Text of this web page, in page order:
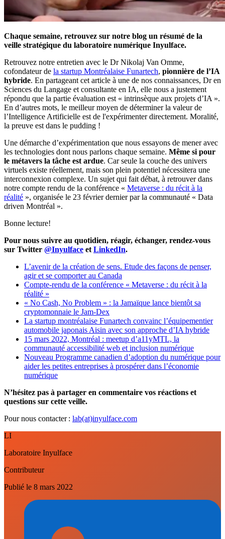
Chaque semaine, retrouvez sur notre blog un résumé de la
veille stratégique du laboratoire numérique Inyulface.
Retrouvez notre entretien avec le Dr Nikolaj Van Omme,
cofondateur de la startup Montréalaise Funartech, pionnière de l’IA
hybride. En partageant cet article à une de nos connaissances, Dr en
Sciences du Langage et consultante en IA, elle nous a justement
répondu que la partie évaluation est « intrinsèque aux projets d’IA ».
En d’autres mots, le meilleur moyen de déterminer la valeur de
l’Intelligence Artificielle est de l'expérimenter directement. Moralité,
la preuve est dans le pudding !
Une démarche d’expérimentation que nous essayons de mener avec
les technologies dont nous parlons chaque semaine. Même si pour
le métavers la tâche est ardue. Car seule la couche des univers
virtuels existe réellement, mais son plein potentiel nécessitera une
interconnexion complexe. Un sujet qui fait débat, à retrouver dans
notre compte rendu de la conférence « Metaverse : du récit à la
réalité », organisée le 23 février dernier par la communauté « Data
driven Montréal ».
Bonne lecture!
Pour nous suivre au quotidien, réagir, échanger, rendez-vous
sur Twitter @Inyulface et LinkedIn.
L’avenir de la création de sens. Etude des façons de penser,
agir et se comporter au Canada
Compte-rendu de la conférence « Metaverse : du récit à la
réalité »
« No Cash, No Problem » : la Jamaïque lance bientôt sa
cryptomonnaie le Jam-Dex
La startup montréalaise Funartech convainc l’équipementier
automobile japonais Aisin avec son approche d’IA hybride
15 mars 2022, Montréal : meetup d’a11yMTL, la
communauté accessibilité web et inclusion numérique
Nouveau Programme canadien d’adoption du numérique pour
aider les petites entreprises à prospérer dans l’économie
numérique
N’hésitez pas à partager en commentaire vos réactions et
questions sur cette veille.
Pour nous contacter : lab(at)inyulface.com
LI
Laboratoire Inyulface
Contributeur
Publié le 8 mars 2022